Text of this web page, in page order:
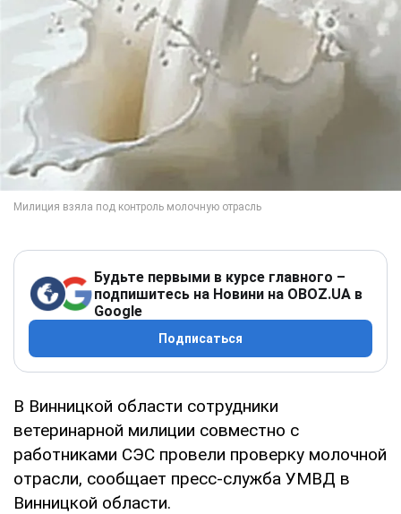
Будьте первыми в курсе главного –
подпишитесь на Новини на OBOZ.UA в
Google
Подписаться
В Винницкой области сотрудники
ветеринарной милиции совместно с
работниками СЭС провели проверку молочной
отрасли, сообщает пресс-служба УМВД в
Винницкой области.